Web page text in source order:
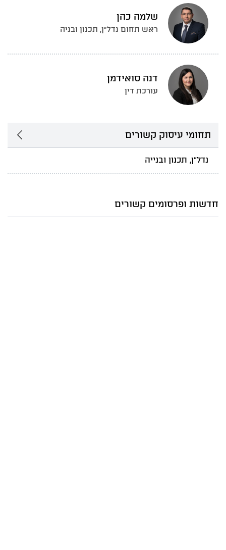
שלמה כהן
ראש תחום נדל״ן, תכנון ובניה
דנה סואידמן
עורכת דין
תחומי עיסוק קשורים
נדל"ן, תכנון ובנייה
חדשות ופרסומים קשורים